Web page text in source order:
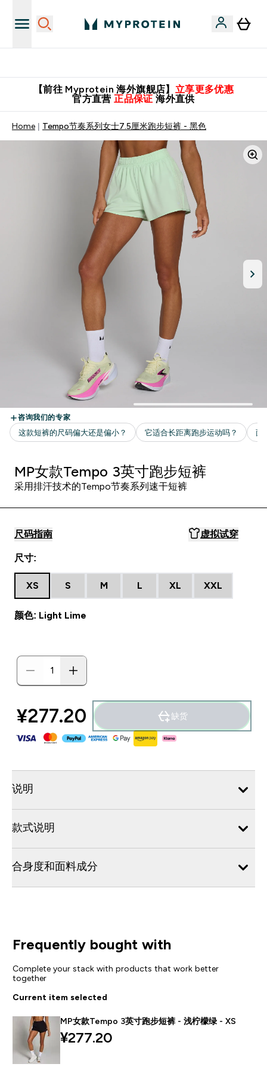
【前往 Myprotein 海外旗舰店】 立享更多优惠
官方直营 正品保证 海外直供
Home Tempo节奏系列女士7.5厘米跑步短裤 - 黑色
MP女款Tempo 3英寸跑步短裤
采用排汗技术的Tempo节奏系列速干短裤
尺码指南 虚拟试穿
尺寸:
XS S M L XL XXL
颜色: Light Lime
¥277.20‎ 缺货
说明
款式说明
合身度和面料成分
Frequently bought with
Complete your stack with products that work better
together
Current item selected
MP女款Tempo 3英寸跑步短裤 - 浅柠檬绿 - XS
¥277.20‎